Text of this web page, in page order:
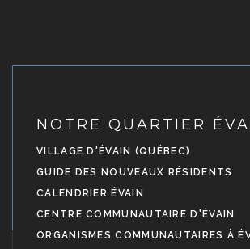
NOTRE QUARTIER
VILLAGE D'ÉVAIN (QUÉBEC)
GUIDE DES NOUVEAUX RÉSIDENTS
CALENDRIER ÉVAIN
CENTRE COMMUNAUTAIRE D'ÉVAIN
ORGANISMES COMMUNAUTAIRES À